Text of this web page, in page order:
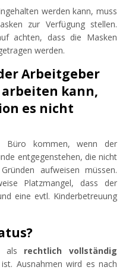
werden kann, muss
zur Verfügung stellen.
achten, dass die Masken
werden.
Arbeitgeber
kann,
es nicht
Büro kommen, wenn der
entgegenstehen, die nicht
aufweisen müssen.
Platzmangel, dass der
eine evtl. Kinderbetreuung
als rechtlich
vollständig
Ausnahmen wird es nach